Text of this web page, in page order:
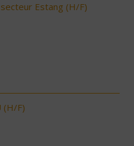
Estang (H/F)
(H/F)